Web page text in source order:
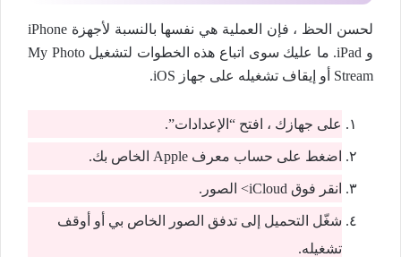
لحسن الحظ ، فإن العملية هي نفسها بالنسبة لأجهزة iPhone
و iPad. ما عليك سوى اتباع هذه الخطوات لتشغيل My Photo
Stream أو إيقاف تشغيله على جهاز iOS.
على جهازك ، افتح “الإعدادات”.
اضغط على حساب معرف Apple الخاص بك.
انقر فوق iCloud> الصور.
شغّل التحميل إلى تدفق الصور الخاص بي أو أوقف
تشغيله.